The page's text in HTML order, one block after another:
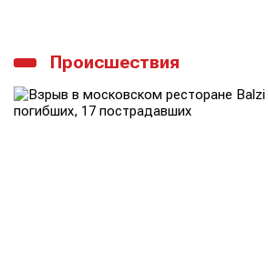
Происшествия